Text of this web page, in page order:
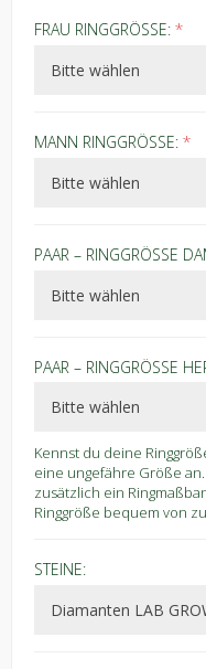
FRAU RINGGRÖSSE: *
MANN RINGGRÖSSE: *
PAAR – RINGGRÖSSE
PAAR – RINGGRÖSSE
Kennst du deine
eine ungefähre Größe
zusätzlich ein
Ringgröße bequem von
STEINE: